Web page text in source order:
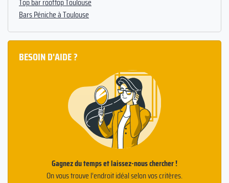
Bars Péniche à Toulouse
BESOIN D'AIDE ?
Gagnez du temps et laissez-nous chercher !
On vous trouve l’endroit idéal selon vos critères.